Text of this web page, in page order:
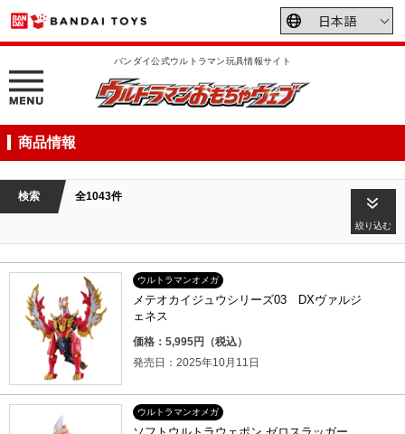
バンダイ公式ウルトラマン玩具情報サイト
商品情報
検索 全1043件
絞り込む
ウルトラマンオメガ
メテオカイジュウシリーズ03 DXヴァルジ
ェネス
価格：5,995円（税込）
発売日：2025年10月11日
ウルトラマンオメガ